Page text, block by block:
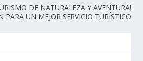
DE NATURALEZA Y AVENTURA!
PARA UN MEJOR SERVICIO TURÍSTICO